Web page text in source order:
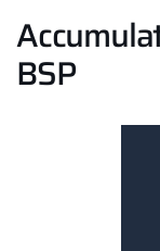
BSP